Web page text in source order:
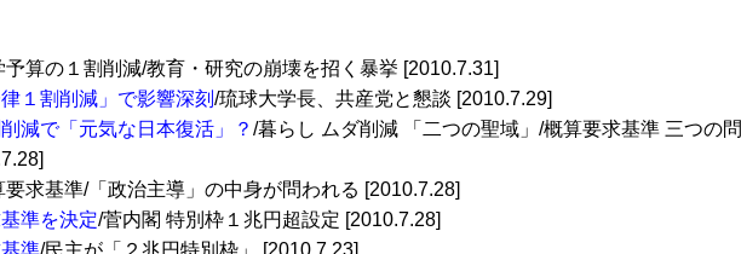
予算の１割削減/教育・研究の崩壊を招く暴挙 [2010.7.31]
律１割削減」で影響深刻 /琉球大学長、共産党と懇談 [2010.7.29]
減で「元気な日本復活」？ /暮らし ムダ削減 「二つの聖域」/概算要求基準 三つの問
要求基準/「政治主導」の中身が問われる [2010.7.28]
準を決定/菅内閣 特別枠１兆円超設定 [2010.7.28]